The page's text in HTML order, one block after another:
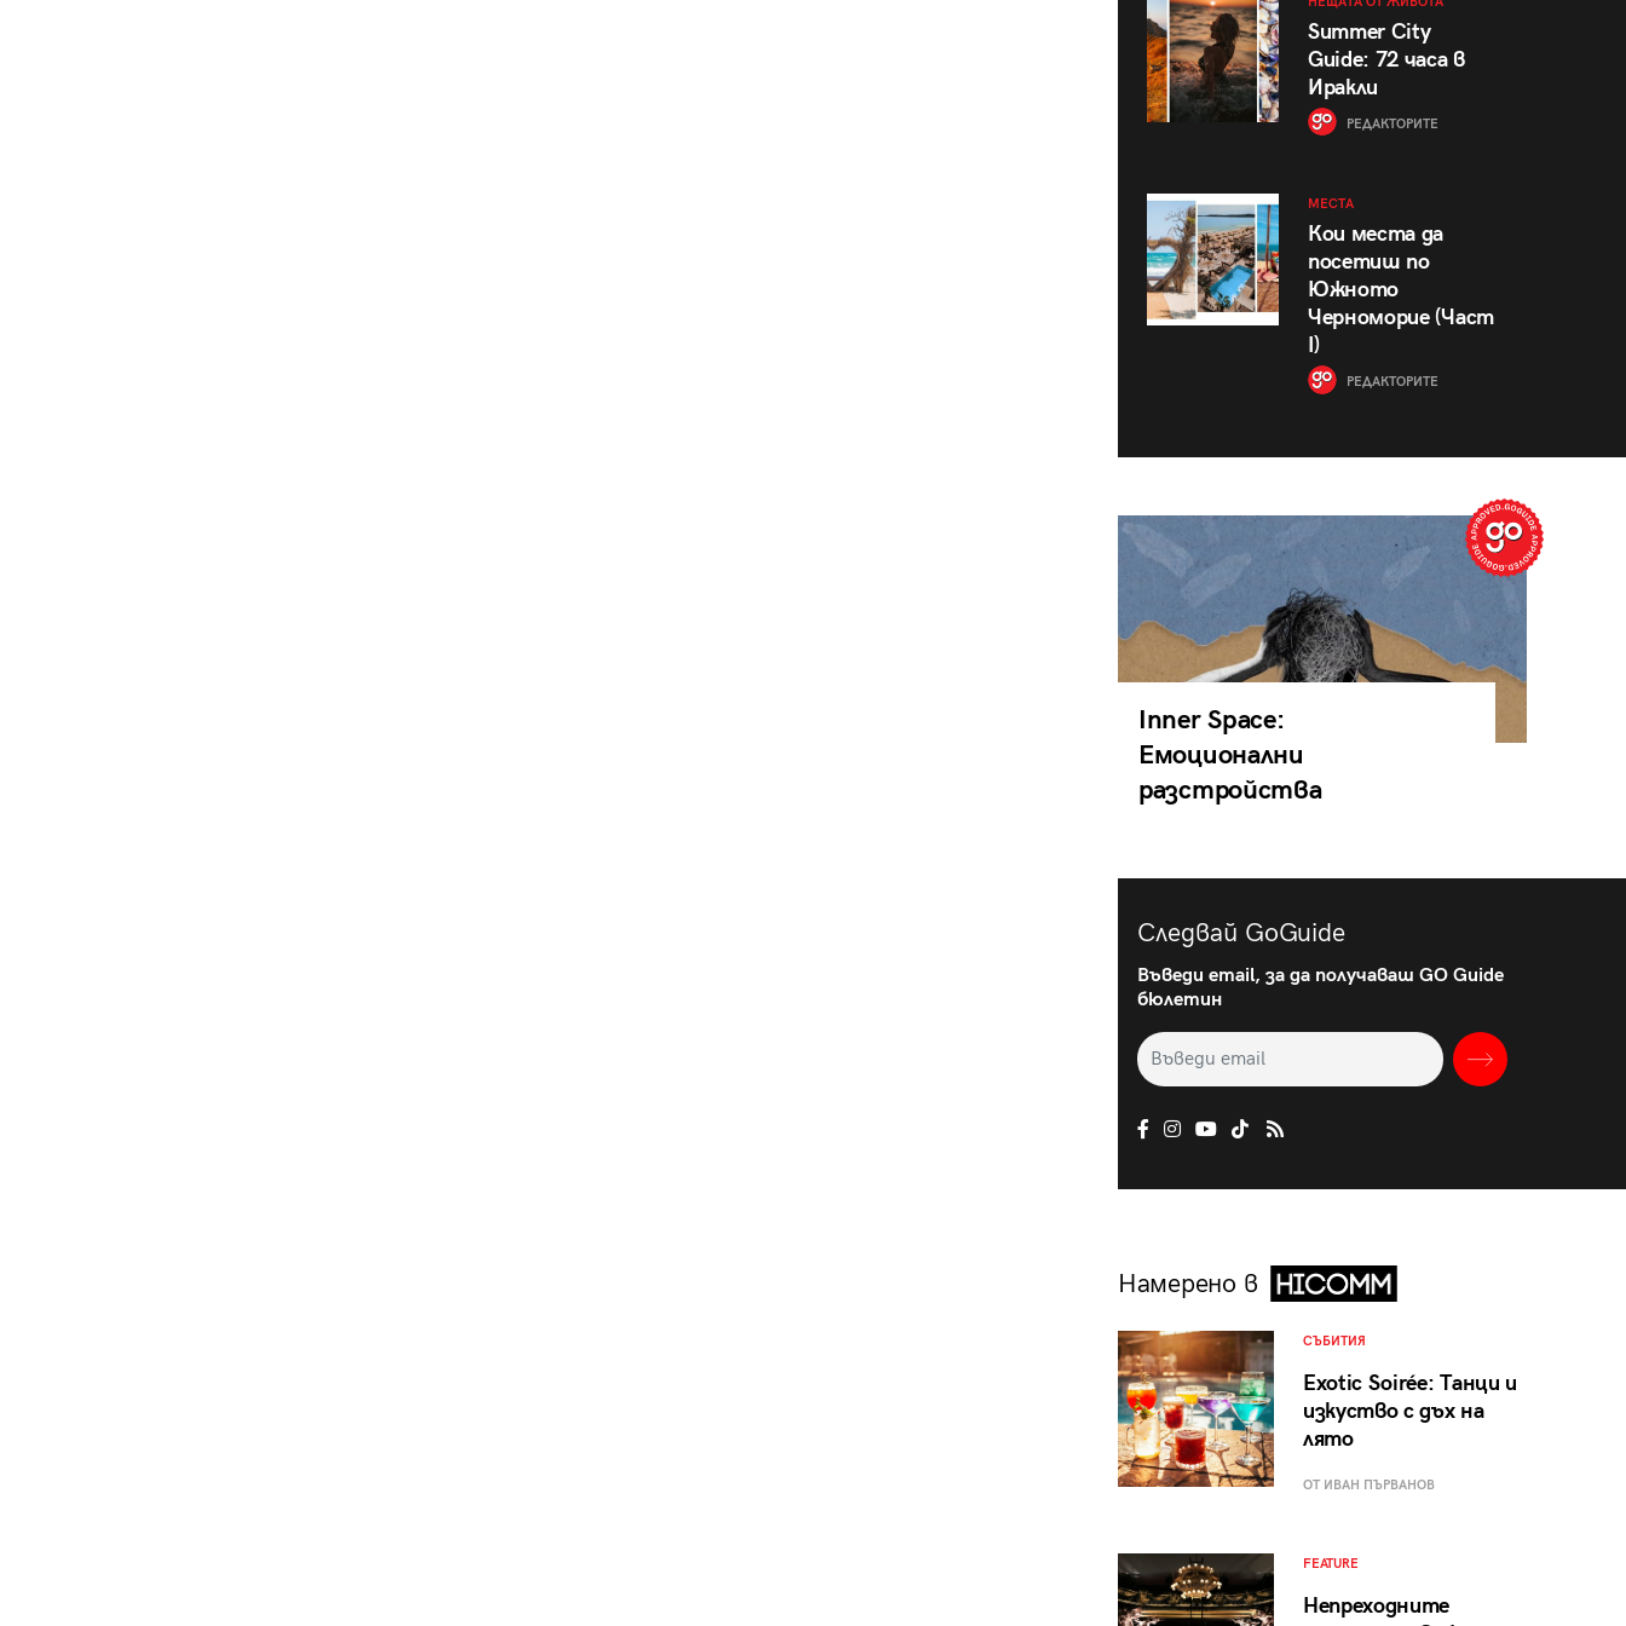
Summer City
Guide: 72 часа в
Иракли
РЕДАКТОРИТЕ
МЕСТА
Кои места да
посетиш по
Южното
Черноморие (Част
I)
РЕДАКТОРИТЕ
Inner Space:
Емоционални
разстройства
Следвай GoGuide
Въведи email, за да получаваш GO Guide
бюлетин
Намерено в
СЪБИТИЯ
Exotic Soirée: Танци и
изкуство с дъх на
лято
ОТ ИВАН ПЪРВАНОВ
FEATURE
Непреходните